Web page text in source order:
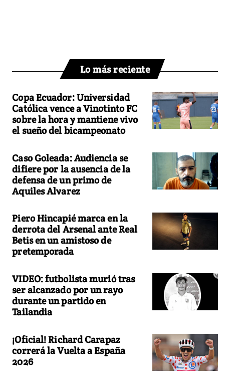
Lo más reciente
Copa Ecuador: Universidad
Católica vence a Vinotinto FC
sobre la hora y mantiene vivo
el sueño del bicampeonato
Caso Goleada: Audiencia se
difiere por la ausencia de la
defensa de un primo de
Aquiles Alvarez
Piero Hincapié marca en la
derrota del Arsenal ante Real
Betis en un amistoso de
pretemporada
VIDEO: futbolista murió tras
ser alcanzado por un rayo
durante un partido en
Tailandia
¡Oficial! Richard Carapaz
correrá la Vuelta a España
2026